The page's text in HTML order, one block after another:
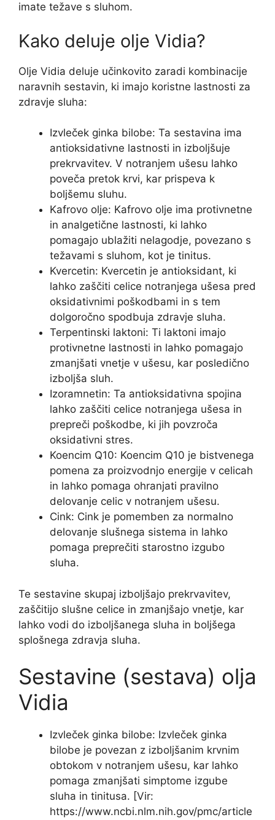
imate težave s sluhom.
Kako deluje olje Vidia?
Olje Vidia deluje učinkovito zaradi kombinacije
naravnih sestavin, ki imajo koristne lastnosti za
zdravje sluha:
Izvleček ginka bilobe: Ta sestavina ima
antioksidativne lastnosti in izboljšuje
prekrvavitev. V notranjem ušesu lahko
poveča pretok krvi, kar prispeva k
boljšemu sluhu.
Kafrovo olje: Kafrovo olje ima protivnetne
in analgetične lastnosti, ki lahko
pomagajo ublažiti nelagodje, povezano s
težavami s sluhom, kot je tinitus.
Kvercetin: Kvercetin je antioksidant, ki
lahko zaščiti celice notranjega ušesa pred
oksidativnimi poškodbami in s tem
dolgoročno spodbuja zdravje sluha.
Terpentinski laktoni: Ti laktoni imajo
protivnetne lastnosti in lahko pomagajo
zmanjšati vnetje v ušesu, kar posledično
izboljša sluh.
Izoramnetin: Ta antioksidativna spojina
lahko zaščiti celice notranjega ušesa in
prepreči poškodbe, ki jih povzroča
oksidativni stres.
Koencim Q10: Koencim Q10 je bistvenega
pomena za proizvodnjo energije v celicah
in lahko pomaga ohranjati pravilno
delovanje celic v notranjem ušesu.
Cink: Cink je pomemben za normalno
delovanje slušnega sistema in lahko
pomaga preprečiti starostno izgubo
sluha.
Te sestavine skupaj izboljšajo prekrvavitev,
zaščitijo slušne celice in zmanjšajo vnetje, kar
lahko vodi do izboljšanega sluha in boljšega
splošnega zdravja sluha.
Sestavine (sestava) olja
Vidia
Izvleček ginka bilobe: Izvleček ginka
bilobe je povezan z izboljšanim krvnim
obtokom v notranjem ušesu, kar lahko
pomaga zmanjšati simptome izgube
sluha in tinitusa. [Vir:
https://www.ncbi.nlm.nih.gov/pmc/article